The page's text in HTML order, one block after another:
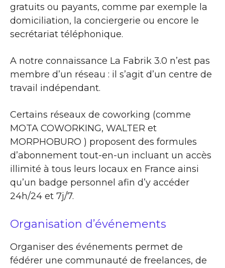
gratuits ou payants, comme par exemple la
domiciliation, la conciergerie ou encore le
secrétariat téléphonique.
A notre connaissance La Fabrik 3.0 n’est pas
membre d’un réseau : il s’agit d’un centre de
travail indépendant.
Certains réseaux de coworking (comme
MOTA COWORKING, WALTER et
MORPHOBURO ) proposent des formules
d’abonnement tout-en-un incluant un accès
illimité à tous leurs locaux en France ainsi
qu’un badge personnel afin d’y accéder
24h/24 et 7j/7.
Organisation d’événements
Organiser des événements permet de
fédérer une communauté de freelances, de